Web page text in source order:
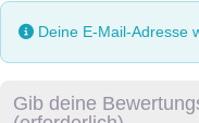
Deine E-Mail-Adresse
Rezensionstext